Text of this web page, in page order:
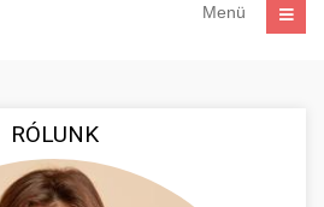
Menü
RÓLUNK